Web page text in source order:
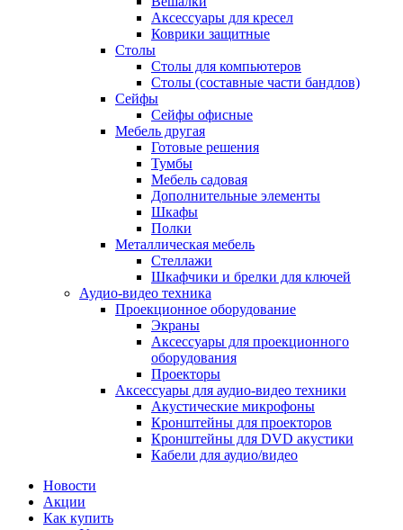
Аксессуары для кресел
Коврики защитные
Столы
Столы для компьютеров
Столы (составные части бандлов)
Сейфы
Сейфы офисные
Мебель другая
Готовые решения
Тумбы
Мебель садовая
Дополнительные элементы
Шкафы
Полки
Металлическая мебель
Стеллажи
Шкафчики и брелки для ключей
Аудио-видео техника
Проекционное оборудование
Экраны
Аксессуары для проекционного
оборудования
Проекторы
Аксессуары для аудио-видео техники
Акустические микрофоны
Кронштейны для проекторов
Кронштейны для DVD акустики
Кабели для аудио/видео
Новости
Акции
Как купить